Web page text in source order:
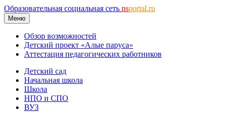
Образовательная социальная сеть nsportal.ru
Меню
Обзор возможностей
Детский проект «Алые паруса»
Аттестация педагогических работников
Детский сад
Начальная школа
Школа
НПО и СПО
ВУЗ